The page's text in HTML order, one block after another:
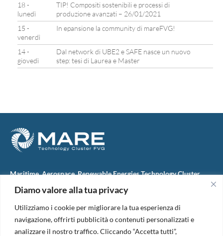
Diamo valore alla tua privacy
Utilizziamo i cookie per migliorare la tua esperienza di
navigazione, offrirti pubblicità o contenuti personalizzati e
analizzare il nostro traffico. Cliccando “Accetta tutti”,
18 -
lunedì
TIP! Compositi sostenibili e processi di
produzione avanzati – 26/01/2021
15 -
venerdì
In epansione la community di mareFVG!
14 -
giovedì
Dal network di UBE2 e SAFE nasce un nuovo
step: tesi di Laurea e Master
Maritime, Aerospace, Renewable Energies Technology Cluster
M.A.R.E. TC FVG S.c.ar.l.
34074 Monfalcone (Italy)
tel. +39 0481 723440
Codice Fiscale e Partita Iva: 01138620313